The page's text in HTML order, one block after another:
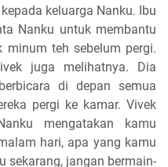
keluarga Nanku. Ibu
Nanku untuk membantu
minum teh sebelum pergi.
juga melihatnya. Dia
di depan semua
pergi ke kamar. Vivek
mengatakan kamu
hari, apa yang kamu
sekarang, jangan bermain-